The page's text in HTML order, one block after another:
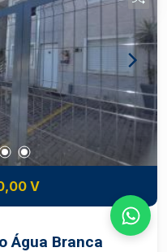
V
Água Branca